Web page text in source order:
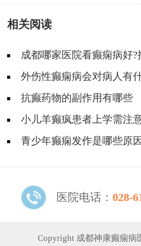
有什么预兆?
相关阅读
成都哪家医院看癫痫病好
人的危害
外伤性癫痫病会对病人有
抗癫药物的副作用有哪些
小儿羊癫疯患者上学需注
青少年癫痫发作是哪些原
医院电话： 028-
Copyright 成都神康癫痫病